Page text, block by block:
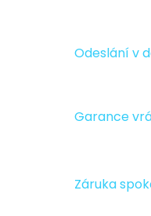
Odeslání v
Garance
Záruka